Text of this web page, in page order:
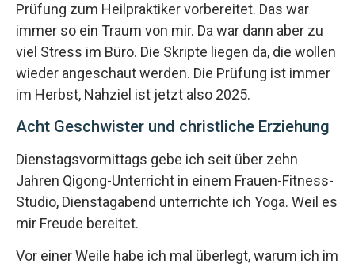
Prüfung zum Heilpraktiker vorbereitet. Das war
immer so ein Traum von mir. Da war dann aber zu
viel Stress im Büro. Die Skripte liegen da, die wollen
wieder angeschaut werden. Die Prüfung ist immer
im Herbst, Nahziel ist jetzt also 2025.
Acht Geschwister und christliche Erziehung
Dienstagsvormittags gebe ich seit über zehn
Jahren Qigong-Unterricht in einem Frauen-Fitness-
Studio, Dienstagabend unterrichte ich Yoga. Weil es
mir Freude bereitet.
Vor einer Weile habe ich mal überlegt, warum ich im